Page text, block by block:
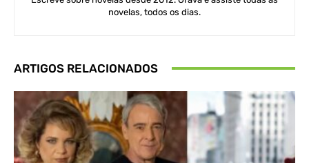
novelas, todos os dias.
ARTIGOS RELACIONADOS